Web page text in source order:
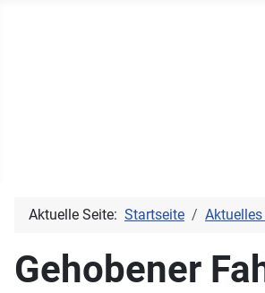
Aktuelle Seite: Startseite
Gehobener